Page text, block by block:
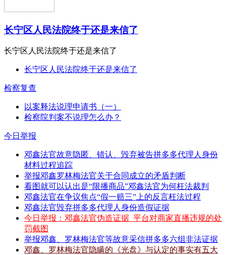
长宁区人民法院终于还是来信了
长宁区人民法院终于还是来信了
长宁区人民法院终于还是来信了
检察复查
以案释法说理申请书（一）
检察院判案不说理怎么办？
今日举报
邓鑫法官故意隐匿、错认、毁弃被告拼多多代理人身份
材料过程追踪
举报邓鑫罗林梅法官关于合同成立的矛盾判断
看图就可以认出是“限播商品”邓鑫法官为何枉法裁判
邓鑫法官在争议焦点“假一赔三”上的反言枉法过程
邓鑫法官毁弃拼多多代理人身份造假证据
今日举报：邓鑫法官伪造证据_平台对商家直播违规的处
罚截图
举报邓鑫、罗林梅法官等故意采信拼多多六组非法证据
邓鑫、罗林梅法官隐瞒的《光盘》与认定的事实有五大